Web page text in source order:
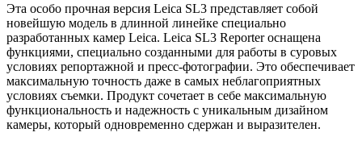
Эта особо прочная версия Leica SL3 представляет собой
новейшую модель в длинной линейке специально
разработанных камер Leica. Leica SL3 Reporter оснащена
функциями, специально созданными для работы в суровых
условиях репортажной и пресс-фотографии. Это обеспечивает
максимальную точность даже в самых неблагоприятных
условиях съемки. Продукт сочетает в себе максимальную
функциональность и надежность с уникальным дизайном
камеры, который одновременно сдержан и выразителен.